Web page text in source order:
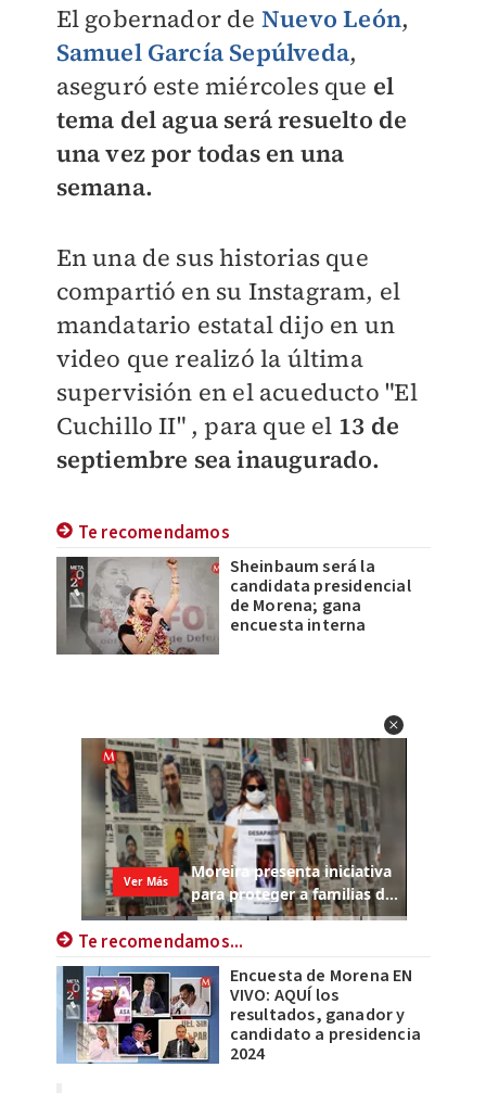
El gobernador de Nuevo León,
Samuel García Sepúlveda,
aseguró este miércoles que el
tema del agua será resuelto de
una vez por todas en una
semana.
En una de sus historias que
compartió en su Instagram, el
mandatario estatal dijo en un
video que realizó la última
supervisión en el acueducto "El
Cuchillo II" , para que el 13 de
septiembre sea inaugurado.
Te recomendamos
Sheinbaum será la
candidata presidencial
de Morena; gana
encuesta interna
Te recomendamos...
Encuesta de Morena EN
VIVO: AQUÍ los
resultados, ganador y
candidato a presidencia
2024